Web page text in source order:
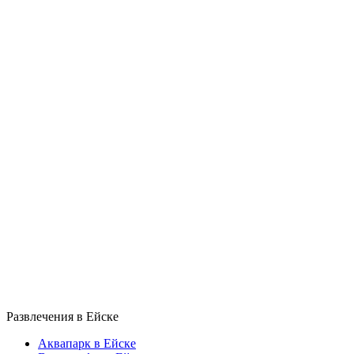
Развлечения в Ейске
Аквапарк в Ейске